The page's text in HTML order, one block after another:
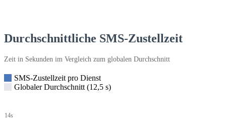
Durchschnittliche SMS-Zustellzeit
Zeit in Sekunden im Vergleich zum globalen Durchschnitt
SMS-Zustellzeit pro Dienst
Globaler Durchschnitt (12,5 s)
14s